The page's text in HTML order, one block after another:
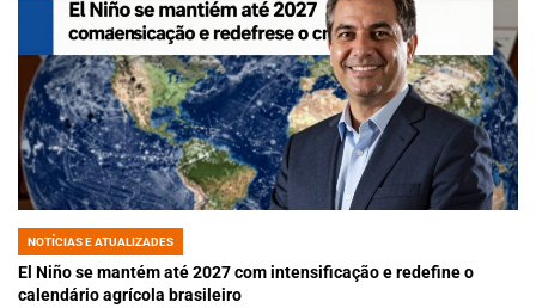
POSTED
IN
NOTÍCIAS E ATUALIZADES
El Niño se mantém até 2027 com intensificação e redefine o
calendário agrícola brasileiro